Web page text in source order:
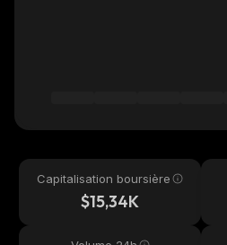
Capitalisation boursière
$15,34K